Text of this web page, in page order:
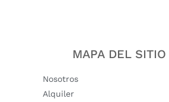
MAPA DEL SITIO
Nosotros
Alquiler